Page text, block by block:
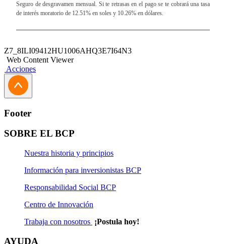
Seguro de desgravamen mensual. Si te retrasas en el pago se te cobrará una tasa
de interés moratorio de 12.51% en soles y 10.26% en dólares.
Z7_8ILI09412HU1006AHQ3E7I64N3
Web Content Viewer
Acciones
Footer
SOBRE EL BCP
Nuestra historia y principios
Información para inversionistas BCP
Responsabilidad Social BCP
Centro de Innovación
Trabaja con nosotros ¡Postula hoy!
AYUDA